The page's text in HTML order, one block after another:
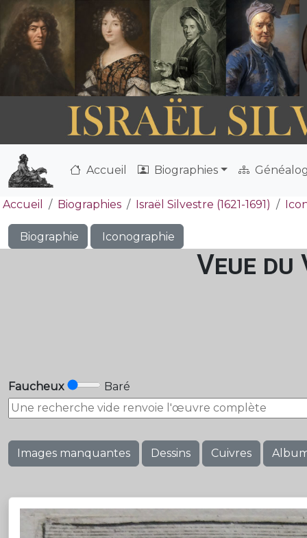
Accueil Biographies
Accueil Biographies Israël Silvestre (1621-1691)
Biographie Iconographie
Veue
Faucheux Baré
Images manquantes Dessins Cuivres